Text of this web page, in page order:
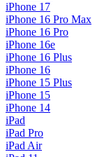
iPhone 17
iPhone 16 Pro Max
iPhone 16 Pro
iPhone 16e
iPhone 16 Plus
iPhone 16
iPhone 15 Plus
iPhone 15
iPhone 14
iPad
iPad Pro
iPad Air